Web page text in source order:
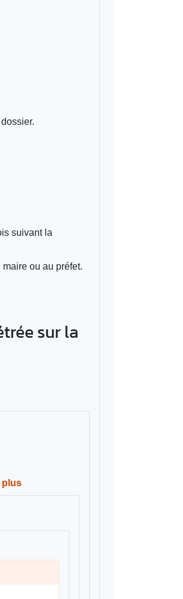
suivant la
ou au préfet.
sur la
plus